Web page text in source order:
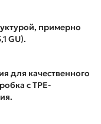
примерно
GU).
для качественного
с TPE-